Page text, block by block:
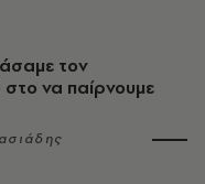
τον
να παίρνουμε